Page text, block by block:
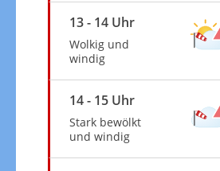
13 - 14 Uhr
Wolkig und
windig
14 - 15 Uhr
Stark bewölkt
und windig